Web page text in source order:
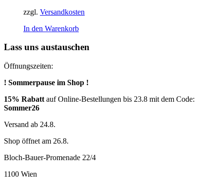
zzgl. Versandkosten
In den Warenkorb
Lass uns austauschen
Öffnungszeiten:
! Sommerpause im Shop !
15% Rabatt auf Online-Bestellungen bis 23.8 mit dem Code:
Sommer26
Versand ab 24.8.
Shop öffnet am 26.8.
Bloch-Bauer-Promenade 22/4
1100 Wien